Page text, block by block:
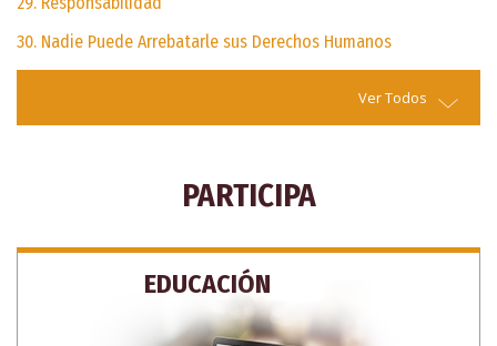
30. Nadie Puede Arrebatarle sus Derechos Humanos
Ver Todos
PARTICIPA
EDUCACIÓN